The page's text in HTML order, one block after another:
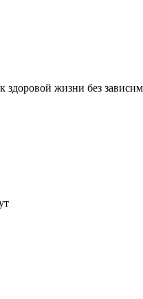
жизни без